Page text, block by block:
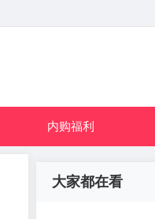
内购福利
大家都在看